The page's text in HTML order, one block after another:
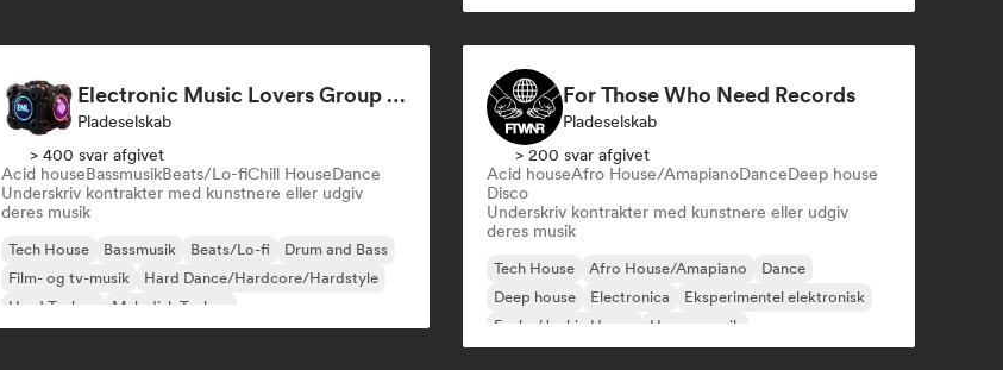
Electronic Music Lovers Group (EML)
Pladeselskab
> 400 svar afgivet
Acid houseBassmusikBeats/Lo-fiChill HouseDance
Underskriv kontrakter med kunstnere eller udgiv
deres musik
Tech House Bassmusik Beats/Lo-fi
Drum and Bass
Film- og tv-musik
Hard Dance/Hardcore/Hardstyle
Hard Techno
Melodisk Techno
For Those Who Need Records
Pladeselskab
> 200 svar afgivet
Acid houseAfro House/AmapianoDanceDeep house
Disco
Underskriv kontrakter med kunstnere eller udgiv
deres musik
Tech House Afro House/Amapiano
Dance
Deep house
Electronica
Eksperimentel elektronisk
Funky/Jackin House
House-musik